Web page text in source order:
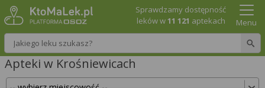
Wpisz nazwę leku
Sprawdzamy dostępność
leków w11 121 aptekach Menu
Apteki w Krośniewicach